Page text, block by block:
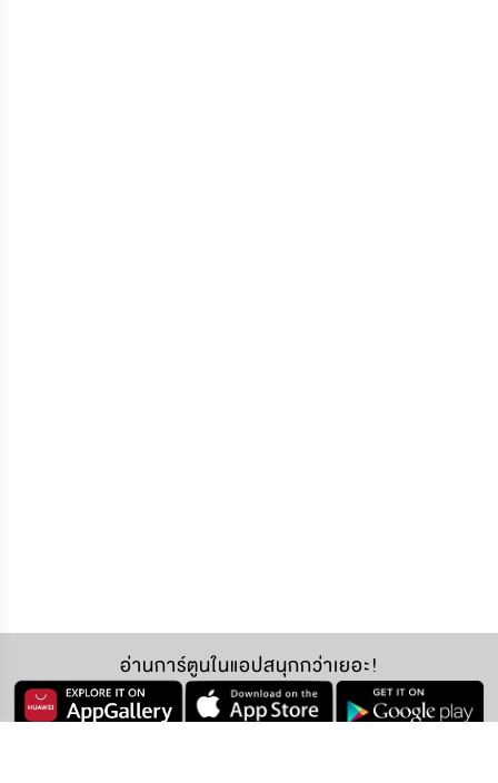
อ่านการ์ตูนในแอปสนุกกว่าเยอะ!